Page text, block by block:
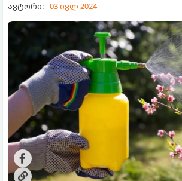
ავტორი: 03 ივლ 2024